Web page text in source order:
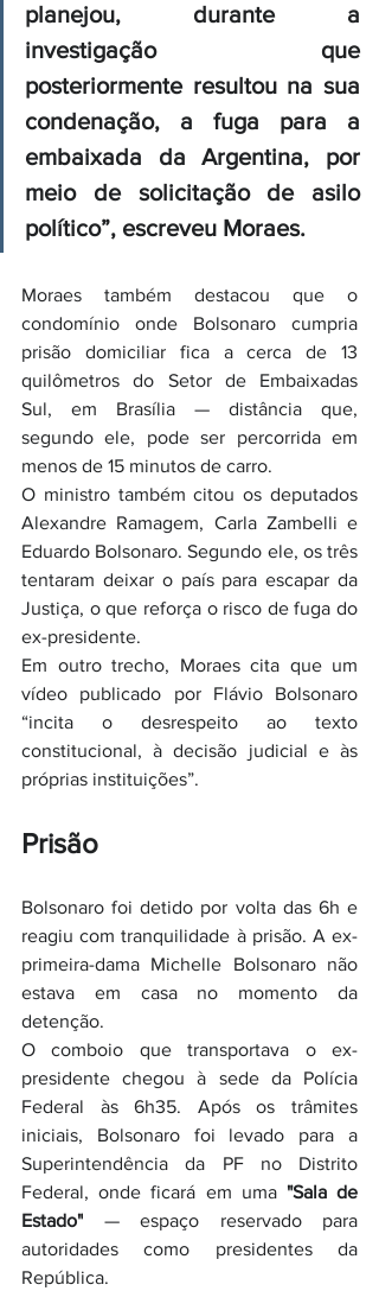
planejou, durante a
investigação que
posteriormente resultou na sua
condenação, a fuga para a
embaixada da Argentina, por
meio de solicitação de asilo
político”, escreveu Moraes.
Moraes também destacou que o
condomínio onde Bolsonaro cumpria
prisão domiciliar fica a cerca de 13
quilômetros do Setor de Embaixadas
Sul, em Brasília — distância que,
segundo ele, pode ser percorrida em
menos de 15 minutos de carro.
O ministro também citou os deputados
Alexandre Ramagem, Carla Zambelli e
Eduardo Bolsonaro. Segundo ele, os três
tentaram deixar o país para escapar da
Justiça, o que reforça o risco de fuga do
ex-presidente.
Em outro trecho, Moraes cita que um
vídeo publicado por Flávio Bolsonaro
“incita o desrespeito ao texto
constitucional, à decisão judicial e às
próprias instituições”.
Prisão
Bolsonaro foi detido por volta das 6h e
reagiu com tranquilidade à prisão. A ex-
primeira-dama Michelle Bolsonaro não
estava em casa no momento da
detenção.
O comboio que transportava o ex-
presidente chegou à sede da Polícia
Federal às 6h35. Após os trâmites
iniciais, Bolsonaro foi levado para a
Superintendência da PF no Distrito
Federal, onde ficará em uma "Sala de
Estado" — espaço reservado para
autoridades como presidentes da
República.